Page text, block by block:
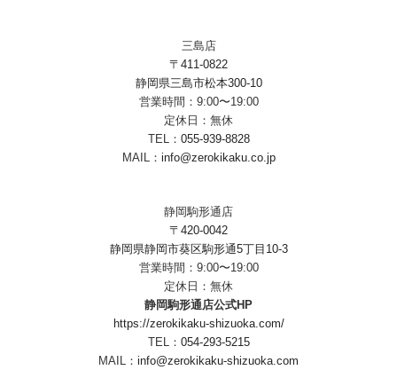
三島店
〒411-0822
静岡県三島市松本300-10
営業時間：9:00〜19:00
定休日：無休
TEL： 055-939-8828
MAIL： info@zerokikaku.co.jp
静岡駒形通店
〒420-0042
静岡県静岡市葵区駒形通5丁目10-3
営業時間：9:00〜19:00
定休日：無休
静岡駒形通店公式HP
https://zerokikaku-shizuoka.com/
TEL： 054-293-5215
MAIL： info@zerokikaku-shizuoka.com